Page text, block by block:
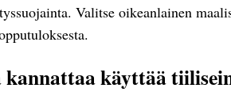
Valitse oikeanlainen
käyttää